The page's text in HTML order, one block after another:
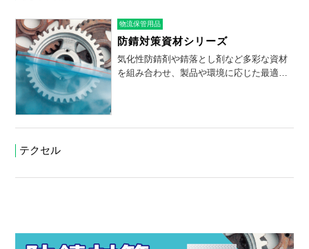
物流保管用品
防錆対策資材シリーズ
気化性防錆剤や錆落とし剤など多彩な資材
を組み合わせ、製品や環境に応じた最適な
テクセル